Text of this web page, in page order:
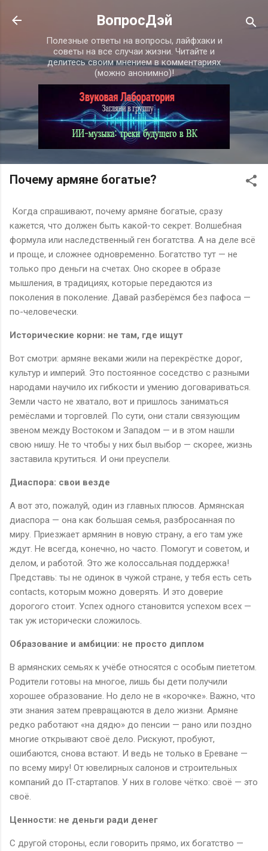
К основному контенту
ВопросДэй
Полезные ответы на вопросы, лайфхаки и
советы на все случаи жизни. Читайте и
делитесь своим мнением в комментариях
(можно анонимно)!
Почему армяне богатые?
Когда спрашивают, почему армяне богатые, сразу
кажется, что должен быть какой-то секрет. Волшебная
формула или наследственный ген богатства. А на деле всё
и проще, и сложнее одновременно. Богатство тут — не
только про деньги на счетах. Оно скорее в образе
мышления, в традициях, которые передаются из
поколения в поколение. Давай разберёмся без пафоса —
по-человечески.
Исторические корни: не там, где ищут
Вот смотри: армяне веками жили на перекрёстке дорог,
культур и империй. Это постоянное соседство с разными
народами научило их гибкости и умению договариваться.
Земли часто не хватало, вот и пришлось заниматься
ремёслами и торговлей. По сути, они стали связующим
звеном между Востоком и Западом — и в этом нашли
свою нишу. Не то чтобы у них был выбор — скорее, жизнь
заставила крутиться. И они преуспели.
Диаспора: свои везде
А вот это, пожалуй, один из главных плюсов. Армянская
диаспора — она как большая семья, разбросанная по
миру. Приезжает армянин в новую страну, а его там уже
ждут. Не всегда, конечно, но часто. Помогут и советом, и
делом, и работой. Это же колоссальная поддержка!
Представь: ты не одинок в чужой стране, у тебя есть сеть
contacts, которым можно доверять. И это доверие
дорогого стоит. Успех одного становится успехом всех —
так уж исторически сложилось.
Образование и амбиции: не просто диплом
В армянских семьях к учёбе относятся с особым пиететом.
Родители готовы на многое, лишь бы дети получили
хорошее образование. Но дело не в «корочке». Важно, что
эти знания затем превращаются в дело жизни. Армяне
редко работают «на дядю» до пенсии — рано или поздно
многие открывают своё дело. Рискуют, пробуют,
ошибаются, снова встают. И ведь не только в Ереване —
по всему миру! От ювелирных салонов и строительных
компаний до IT-стартапов. У них в голове чётко: своё — это
своё.
Ценности: не деньги ради денег
С другой стороны, если говорить прямо, их богатство —